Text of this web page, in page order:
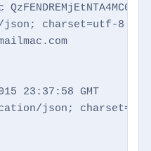
charset=utf-8
23:37:58 GMT
json;